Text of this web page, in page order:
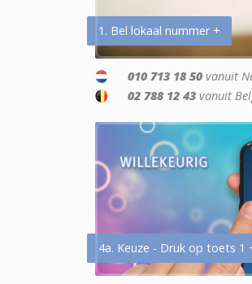
1. Bel lokaal nummer +
010 713 18 50 vanuit
02 788 12 43 vanuit
4a. Keuze - Druk op toets 1